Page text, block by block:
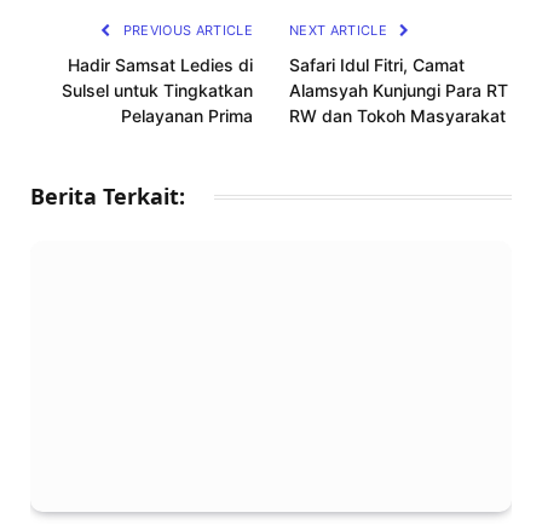
PREVIOUS ARTICLE
Hadir Samsat Ledies di
Sulsel untuk Tingkatkan
Pelayanan Prima
NEXT ARTICLE
Safari Idul Fitri, Camat
Alamsyah Kunjungi Para RT
RW dan Tokoh Masyarakat
Berita Terkait: